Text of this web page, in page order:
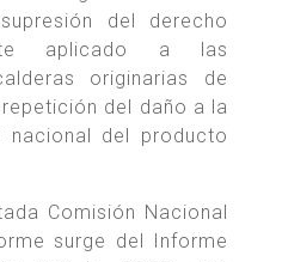
del derecho
aplicado a las
originarias de
del daño a la
nacional del producto
Comisión Nacional
surge del Informe